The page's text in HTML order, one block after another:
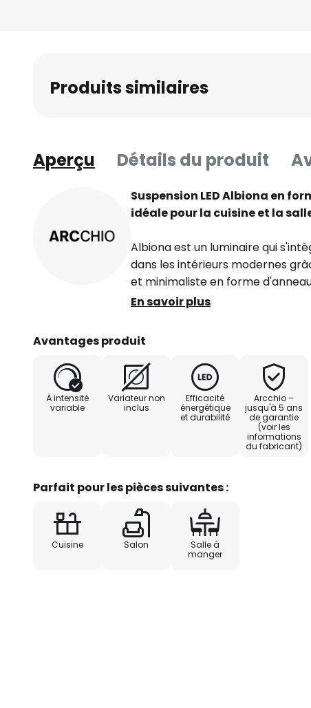
images
Produits similaires
Aperçu Détails du produit
Suspension LED Albiona en
idéale pour la cuisine et la
Albiona est un luminaire qui
dans les intérieurs modernes
et minimaliste en forme
considérée comme une
câbles métalliques filigranes et
encastrées des LED puissantes
lumière blanche chaude et
l'allure unique !
En savoir plus
Avantages produit
À intensité
variable
Variateur non
inclus
Efficacité
énergétique
et durabilité
Arcchio –
jusqu'à 5 ans
de garantie
(voir les
informations
du fabricant)
Parfait pour les pièces suivantes :
Cuisine Salon
Salle à
manger